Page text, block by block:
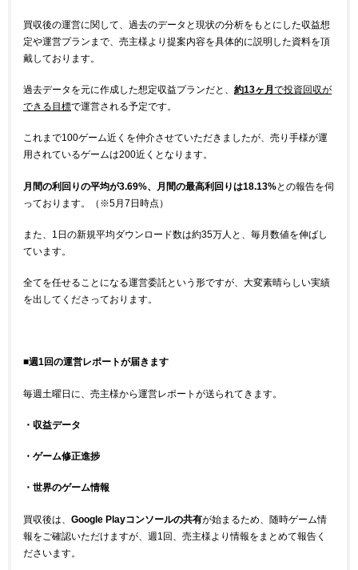
買収後の運営に関して、過去のデータと現状の分析をもとにした収益想
定や運営プランまで、売主様より提案内容を具体的に説明した資料を頂
戴しております。
過去データを元に作成した想定収益プランだと、 約13ヶ月 で投資回収が
できる目標で運営される予定です。
これまで100ゲーム近くを仲介させていただきましたが、売り手様が運
用されているゲームは200近くとなります。
月間の利回りの平均が3.69%、月間の最高利回りは18.13%との報告を伺
っております。（※5月7日時点）
また、1日の新規平均ダウンロード数は約35万人と、毎月数値を伸ばし
ています。
全てを任せることになる運営委託という形ですが、大変素晴らしい実績
を出してくださっております。
■週1回の運営レポートが届きます
毎週土曜日に、売主様から運営レポートが送られてきます。
・収益データ
・ゲーム修正進捗
・世界のゲーム情報
買収後は、 Google Playコンソールの共有が始まるため、随時ゲーム情
報をご確認いただけますが、週1回、売主様より情報をまとめて報告く
ださいます。